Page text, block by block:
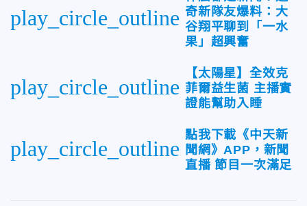
play_circle_outline 奇新隊友爆料：大
谷翔平聊到「一水
果」超興奮
play_circle_outline
【太陽星】全效克
菲爾益生菌 主播實
證能幫助入睡
play_circle_outline
點我下載《中天新
聞網》APP，新聞
直播 節目一次滿足